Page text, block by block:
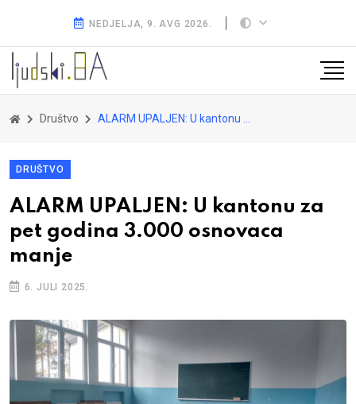
NEDJELJA, 9. AVG 2026.
Društvo ALARM UPALJEN: U kantonu za pet godina 3.000 osnovaca manje
DRUŠTVO
ALARM UPALJEN: U kantonu za
pet godina 3.000 osnovaca
manje
6. JULI 2025.